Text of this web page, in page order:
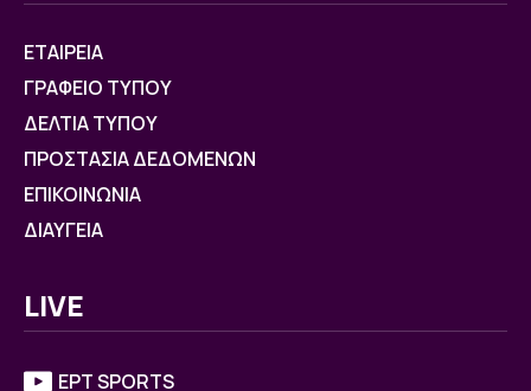
ΕΤΑΙΡΕΙΑ
ΓΡΑΦΕΙΟ ΤΥΠΟΥ
ΔΕΛΤΙΑ ΤΥΠΟΥ
ΠΡΟΣΤΑΣΙΑ ΔΕΔΟΜΕΝΩΝ
ΕΠΙΚΟΙΝΩΝΙΑ
ΔΙΑΥΓΕΙΑ
LIVE
ΕΡΤ SPORTS